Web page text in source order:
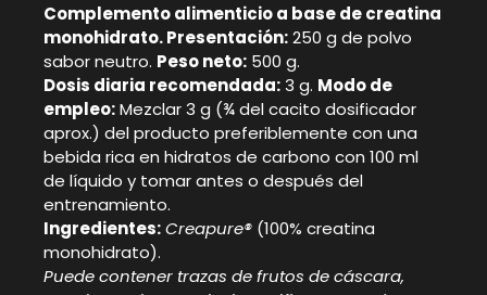
Complemento alimenticio a base de creatina
monohidrato. Presentación:250 g de polvo
sabor neutro. Peso neto: 500 g.
Dosis diaria recomendada:3 g. Modo de
empleo:Mezclar 3 g (¾ del cacito dosificador
aprox.) del producto preferiblemente con una
bebida rica en hidratos de carbono con 100 ml
de líquido y tomar antes o después del
entrenamiento.
Ingredientes:Creapure® (100% creatina
monohidrato).
Puede contener trazas de frutos de cáscara,